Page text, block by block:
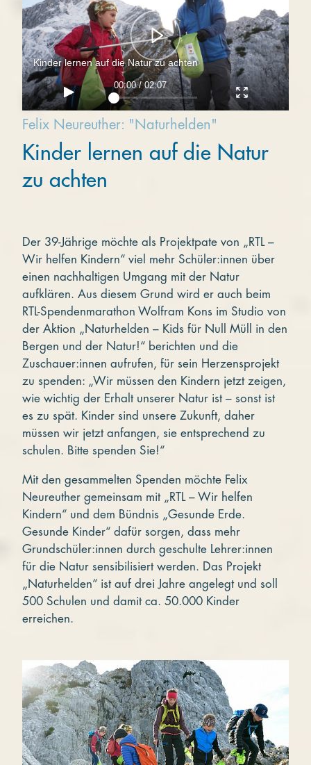
Kinder lernen auf die Natur zu achten
00:00 / 02:07
Felix Neureuther: "Naturhelden"
Kinder lernen auf die Natur
zu achten
Der 39-Jährige möchte als Projektpate von „RTL –
Wir helfen Kindern“ viel mehr Schüler:innen über
einen nachhaltigen Umgang mit der Natur
aufklären. Aus diesem Grund wird er auch beim
RTL-Spendenmarathon Wolfram Kons im Studio von
der Aktion „Naturhelden – Kids für Null Müll in den
Bergen und der Natur!“ berichten und die
Zuschauer:innen aufrufen, für sein Herzensprojekt
zu spenden: „Wir müssen den Kindern jetzt zeigen,
wie wichtig der Erhalt unserer Natur ist – sonst ist
es zu spät. Kinder sind unsere Zukunft, daher
müssen wir jetzt anfangen, sie entsprechend zu
schulen. Bitte spenden Sie!“
Mit den gesammelten Spenden möchte Felix
Neureuther gemeinsam mit „RTL – Wir helfen
Kindern“ und dem Bündnis „Gesunde Erde.
Gesunde Kinder“ dafür sorgen, dass mehr
Grundschüler:innen durch geschulte Lehrer:innen
für die Natur sensibilisiert werden. Das Projekt
„Naturhelden“ ist auf drei Jahre angelegt und soll
500 Schulen und damit ca. 50.000 Kinder
erreichen.